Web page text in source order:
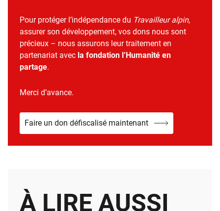
Pour protéger l’indépendance du Travailleur alpin,
assurer son développement, vos dons nous sont
précieux – nous assurons leur traitement en
partenariat avec la fondation l’Humanité en
partage.
Merci d’avance.
Faire un don défiscalisé maintenant
À LIRE AUSSI